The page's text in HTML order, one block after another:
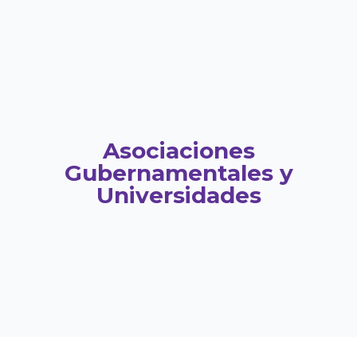
Asociaciones
Gubernamentales y
Universidades